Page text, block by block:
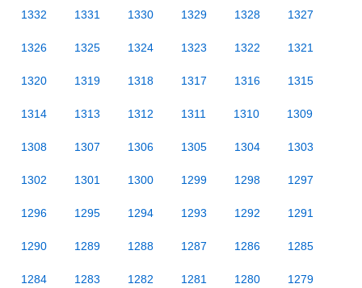
1332 1331 1330 1329 1328 1327
1326 1325 1324 1323 1322 1321
1320 1319 1318 1317 1316 1315
1314 1313 1312 1311 1310 1309
1308 1307 1306 1305 1304 1303
1302 1301 1300 1299 1298 1297
1296 1295 1294 1293 1292 1291
1290 1289 1288 1287 1286 1285
1284 1283 1282 1281 1280 1279